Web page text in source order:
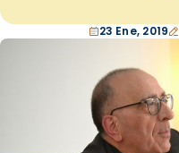
23 Ene, 2019